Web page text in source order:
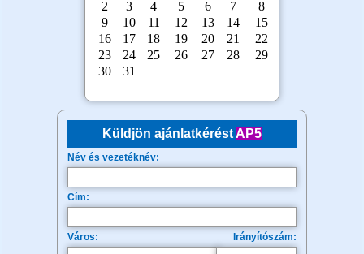
Küldjön ajánlatkéréstAP5
Név és vezetéknév:
Cím:
Város: Irányítószám: